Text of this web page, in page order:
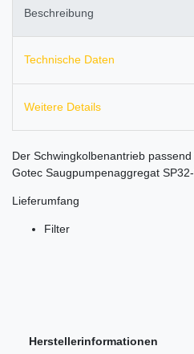
Beschreibung
Technische Daten
Weitere Details
Der Schwingkolbenantrieb
Gotec Saugpumpenaggregat SP32-
Lieferumfang
Filter
Herstellerinformationen